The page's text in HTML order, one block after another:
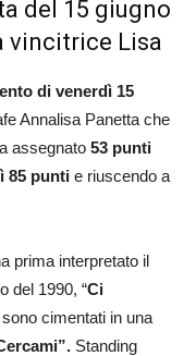
del 15 giugno
vincitrice Lisa
di venerdì 15
Annalisa Panetta che
assegnato 53 punti
85 punti e riuscendo a
prima interpretato il
del 1990, “Ci
cimentati in una
Standing